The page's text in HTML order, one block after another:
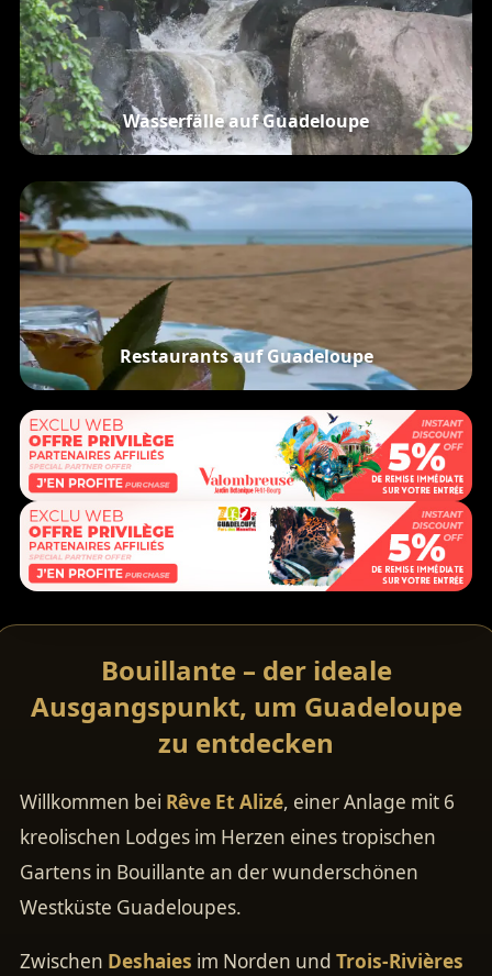
Wasserfälle auf Guadeloupe
Restaurants auf Guadeloupe
Bouillante – der ideale
Ausgangspunkt, um Guadeloupe
zu entdecken
Willkommen bei Rêve Et Alizé, einer Anlage mit 6
kreolischen Lodges im Herzen eines tropischen
Gartens in Bouillante an der wunderschönen
Westküste Guadeloupes.
Zwischen Deshaies im Norden und Trois-Rivières